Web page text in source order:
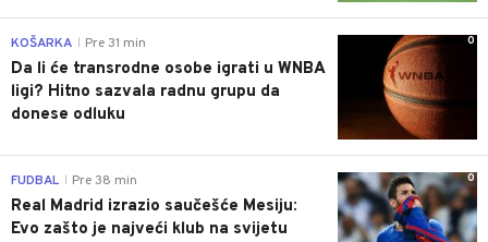
0
KOŠARKA Pre 31 min
Da li će transrodne osobe igrati u WNBA
ligi? Hitno sazvala radnu grupu da
donese odluku
0
FUDBAL Pre 38 min
Real Madrid izrazio saučešće Mesiju:
Evo zašto je najveći klub na svijetu